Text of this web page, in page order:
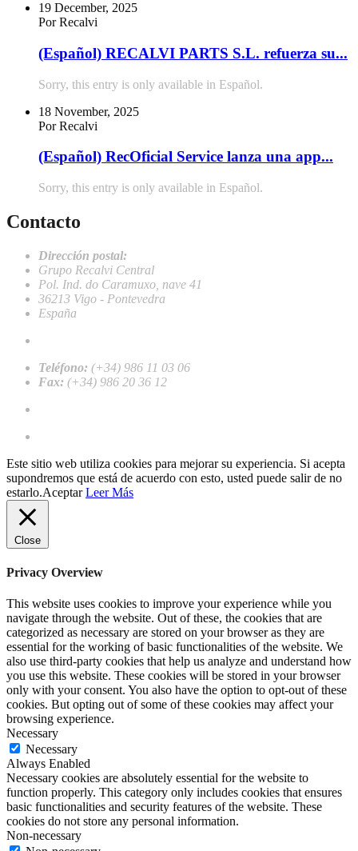
19 December, 2025
Por Recalvi
(Español) RECALVI PARTS S.L. refuerza su...
Sorry, this entry is only available in Español.
18 November, 2025
Por Recalvi
(Español) RecOficial Service lanza una app...
Sorry, this entry is only available in Español.
Contacto
Dirección postal:
Grupo Recalvi Central
Pol. Ind. do Caramuxo, nave 41
36213 Vigo - Pontevedra
España
Teléfono: (+34) 986 11 03 06
Fax: (+34) 986 20 36 12
Este sitio web utiliza cookies para mejorar su experiencia. Si acepta
supondremos que está de acuerdo con esto, usted puede salir de no
estarlo.Aceptar Leer Más
Close
Privacy Overview
This website uses cookies to improve your experience while you
navigate through the website. Out of these, the cookies that are
categorized as necessary are stored on your browser as they are
essential for the working of basic functionalities of the website. We
also use third-party cookies that help us analyze and understand how
you use this website. These cookies will be stored in your browser
only with your consent. You also have the option to opt-out of these
cookies. But opting out of some of these cookies may affect your
browsing experience.
Necessary
Necessary
Always Enabled
Necessary cookies are absolutely essential for the website to
function properly. This category only includes cookies that ensures
basic functionalities and security features of the website. These
cookies do not store any personal information.
Non-necessary